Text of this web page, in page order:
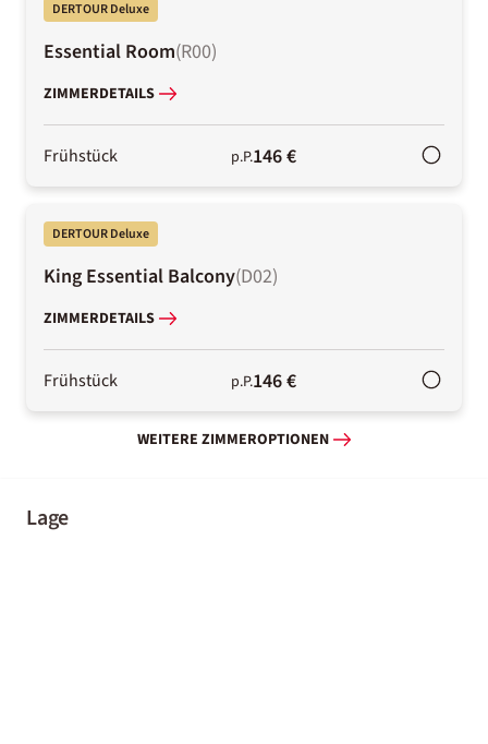
DERTOUR Deluxe
Essential Room(R00)
ZIMMERDETAILS
Frühstück p.P.146 €
DERTOUR Deluxe
King Essential Balcony(D02)
ZIMMERDETAILS
Frühstück p.P.146 €
WEITERE ZIMMEROPTIONEN
Lage